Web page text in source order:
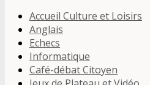
Accueil Culture et Loisirs
Anglais
Echecs
Informatique
Café-débat Citoyen